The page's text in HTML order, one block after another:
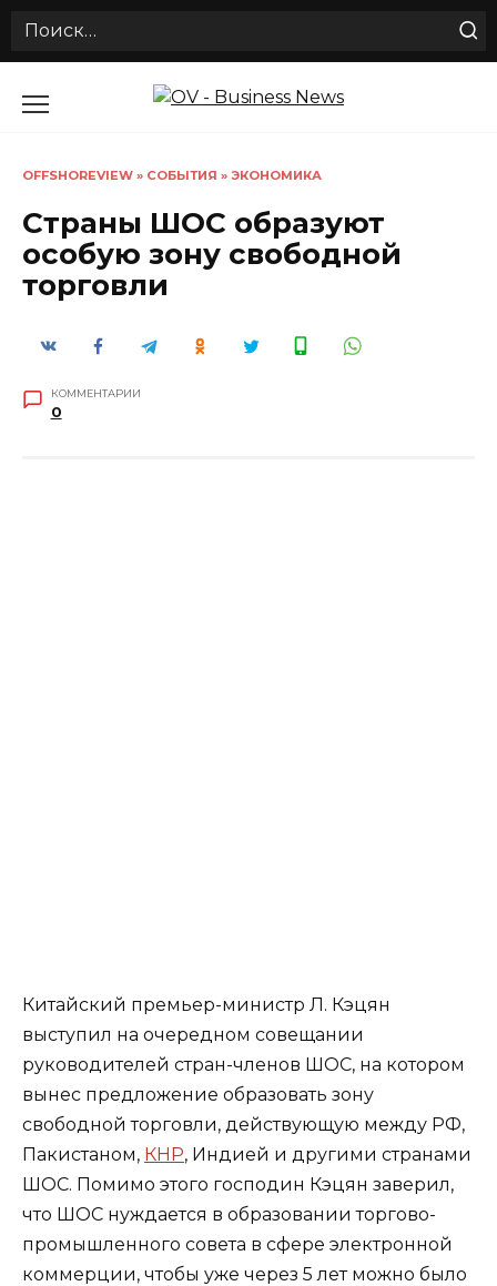
Search
OFFSHOREVIEW » СОБЫТИЯ » ЭКОНОМИКА
Страны ШОС образуют
особую зону свободной
торговли
КОММЕНТАРИИ
0
Китайский премьер-министр Л. Кэцян
выступил на очередном совещании
руководителей стран-членов ШОС, на котором
вынес предложение образовать зону
свободной торговли, действующую между РФ,
Пакистаном, КНР, Индией и другими странами
ШОС. Помимо этого господин Кэцян заверил,
что ШОС нуждается в образовании торгово-
промышленного совета в сфере электронной
коммерции, чтобы уже через 5 лет можно было